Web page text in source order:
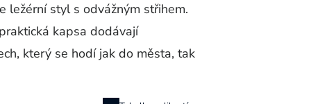
ležérní styl s odvážným střihem.
kapsa dodávají
který se hodí jak do města, tak